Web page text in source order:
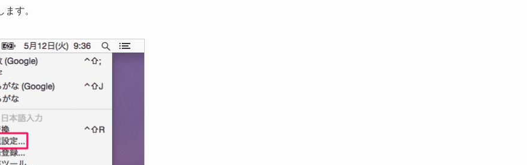
す。